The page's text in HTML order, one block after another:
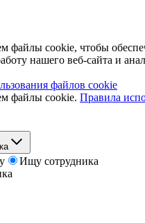
файлы cookie, чтобы
нашего веб-сайта и
файлов cookie
файлы cookie. Правила
Ищу сотрудника